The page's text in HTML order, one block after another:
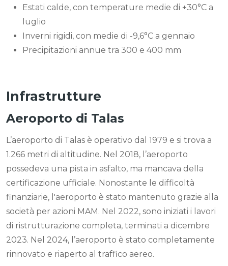
Estati calde, con temperature medie di +30°C a
luglio
Inverni rigidi, con medie di -9,6°C a gennaio
Precipitazioni annue tra 300 e 400 mm
Infrastrutture
Aeroporto di Talas
L’aeroporto di Talas è operativo dal 1979 e si trova a
1.266 metri di altitudine. Nel 2018, l’aeroporto
possedeva una pista in asfalto, ma mancava della
certificazione ufficiale. Nonostante le difficoltà
finanziarie, l'aeroporto è stato mantenuto grazie alla
società per azioni MAM. Nel 2022, sono iniziati i lavori
di ristrutturazione completa, terminati a dicembre
2023. Nel 2024, l’aeroporto è stato completamente
rinnovato e riaperto al traffico aereo.